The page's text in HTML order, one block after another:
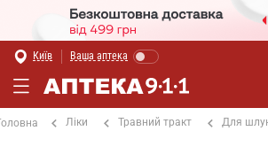
Київ Ваша аптека
Ліки Травний тракт Для